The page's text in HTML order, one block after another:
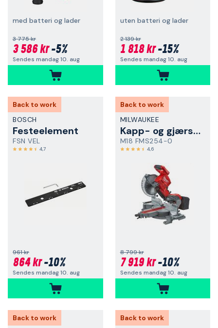
med batteri og lader
3 775 kr
3 586 kr-5%
Sendes mandag 10. aug
uten batteri og lader
2 139 kr
1 818 kr-15%
Sendes mandag 10. aug
Back to work
BOSCH
Festeelement
FSN VEL
4,7
961 kr
864 kr-10%
Sendes mandag 10. aug
Back to work
MILWAUKEE
Kapp- og gjærsag
M18 FMS254-0
4,6
8 799 kr
7 919 kr-10%
Sendes mandag 10. aug
Back to work
Back to work